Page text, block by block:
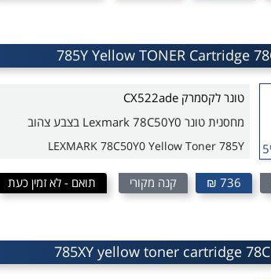
טונר לקסמרק CX522ade
מחסנית טונר Lexmark 78C50Y0 בצבע צהוב
LEXMARK 78C50Y0 Yellow Toner 785Y
736 ₪ קנה מקורי תואם - לא זמין כעת